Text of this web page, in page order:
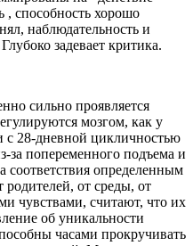
, способность хорошо
наблюдательность и
задевает критика.
сильно проявляется
мозгом, как у
с 28-дневной цикличностью
за попеременного подъема и
соответствия определенным
от среды, от
чувствами, считают, что их
об уникальности
часами прокручивать